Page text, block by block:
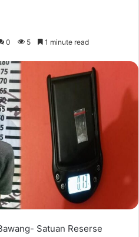
0 5 1 minute read
Satuan Reserse